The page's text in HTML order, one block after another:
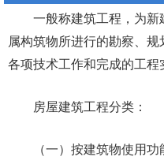
一般称建筑工程，为新
属构筑物所进行的勘察、
各项技术工作和完成的工程
房屋建筑工程分类：
（一）按建筑物使用功